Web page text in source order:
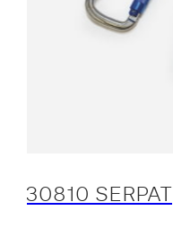
30810 SERPAT